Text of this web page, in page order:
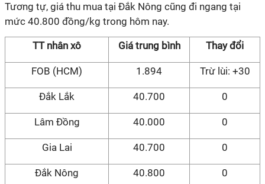
Tương tự, giá thu mua tại Đắk Nông cũng đi ngang tại
mức 40.800 đồng/kg trong hôm nay.
TT nhân xô Giá trung bình Thay đổi
FOB (HCM) 1.894 Trừ lùi: +30
Đắk Lắk 40.700 0
Lâm Đồng 40.000 0
Gia Lai 40.700 0
Đắk Nông 40.800 0